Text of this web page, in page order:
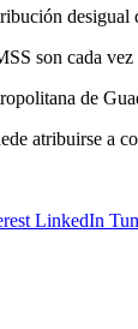
desigual
son cada vez
de
atribuirse a
LinkedIn